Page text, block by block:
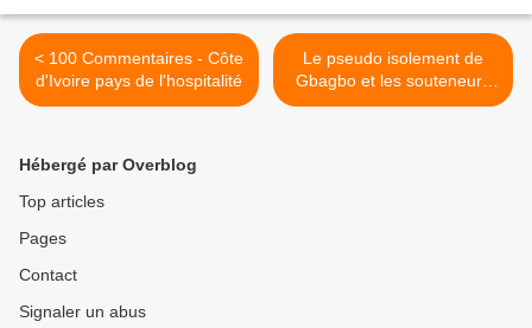
< 100 Commentaires - Côte
d'Ivoire pays de l'hospitalité
Le pseudo isolement de
Gbagbo et les souteneurs
de Ouattara >
Hébergé par Overblog
Top articles
Pages
Contact
Signaler un abus